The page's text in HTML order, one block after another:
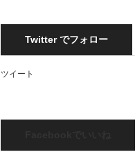
Twitter でフォロー
ツイート